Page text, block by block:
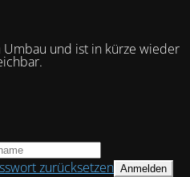
und ist in kürze wieder
zurücksetzen